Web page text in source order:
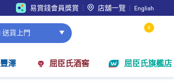
易賞錢會員獎賞 店舖一覽 English
送貨上門
0
豐澤 屈臣氏酒窖 屈臣氏旗艦店